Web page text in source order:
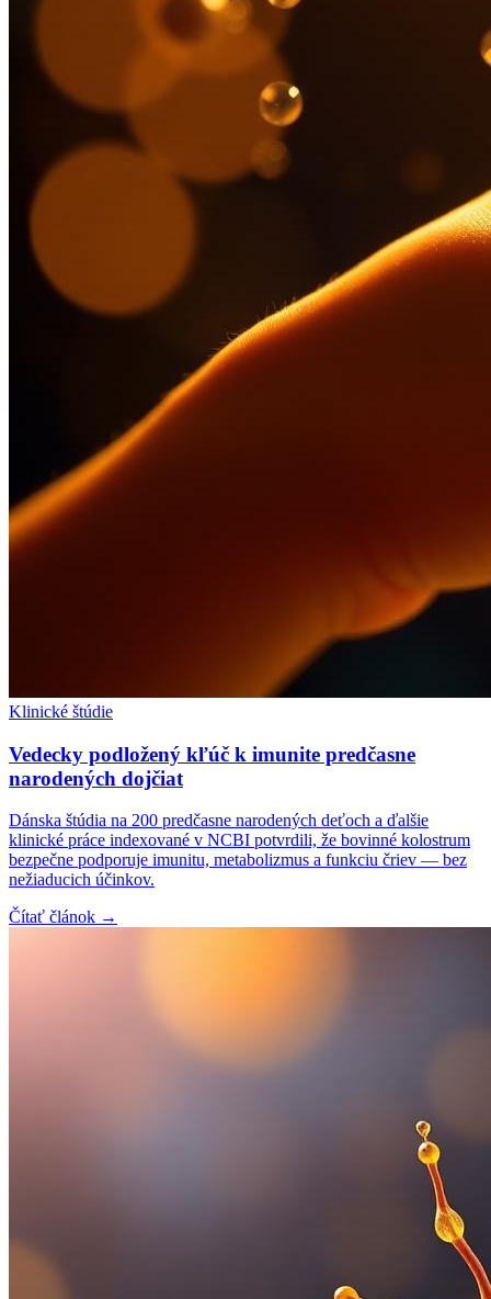
Klinické štúdie
Vedecky podložený kľúč k imunite predčasne
narodených dojčiat
Dánska štúdia na 200 predčasne narodených deťoch a ďalšie
klinické práce indexované v NCBI potvrdili, že bovinné kolostrum
bezpečne podporuje imunitu, metabolizmus a funkciu čriev — bez
nežiaducich účinkov.
Čítať článok →